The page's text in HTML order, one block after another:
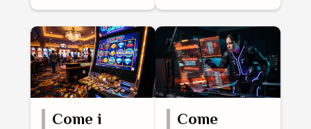
Come i
Come